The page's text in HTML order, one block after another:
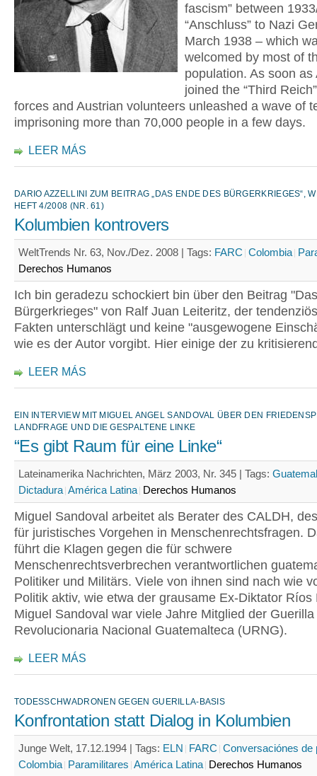
fascism” between
“Anschluss” to Nazi
March 1938 – which
welcomed by most of
population. As soon as
joined the “Third
forces and Austrian volunteers unleashed a wave of
imprisoning more than 70,000 people in a few days.
LEER MÁS
DARIO AZZELLINI ZUM BEITRAG „DAS ENDE DES BÜRGERKRIEGES“,
HEFT 4/2008 (NR. 61)
Kolumbien kontrovers
WeltTrends Nr. 63, Nov./Dez. 2008 | Tags: FARC Colombia
Derechos Humanos
Ich bin geradezu schockiert bin über den Beitrag
Bürgerkrieges" von Ralf Juan Leiteritz, der
Fakten unterschlägt und keine "ausgewogene
wie es der Autor vorgibt. Hier einige der zu
LEER MÁS
EIN INTERVIEW MIT MIGUEL ANGEL SANDOVAL ÜBER DEN
LANDFRAGE UND DIE GESPALTENE LINKE
“Es gibt Raum für eine Linke“
Lateinamerika Nachrichten, März 2003, Nr. 345 | Tags:
Dictadura América Latina Derechos Humanos
Miguel Sandoval arbeitet als Berater des CALDH,
für juristisches Vorgehen in Menschenrechtsfragen.
führt die Klagen gegen die für schwere
Menschenrechtsverbrechen verantwortlichen
Politiker und Militärs. Viele von ihnen sind nach wie
Politik aktiv, wie etwa der grausame Ex-Diktator Ríos
Miguel Sandoval war viele Jahre Mitglied der
Revolucionaria Nacional Guatemalteca (URNG).
LEER MÁS
TODESSCHWADRONEN GEGEN GUERILLA-BASIS
Konfrontation statt Dialog in Kolumbien
Junge Welt, 17.12.1994 | Tags: ELN FARC Conversaciónes de
Colombia Paramilitares América Latina Derechos Humanos